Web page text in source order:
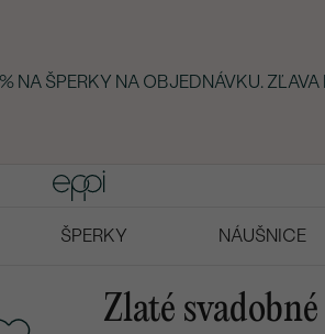
NA ŠPERKY NA OBJEDNÁVKU.
ŠPERKY NÁUŠNICE
Zlaté